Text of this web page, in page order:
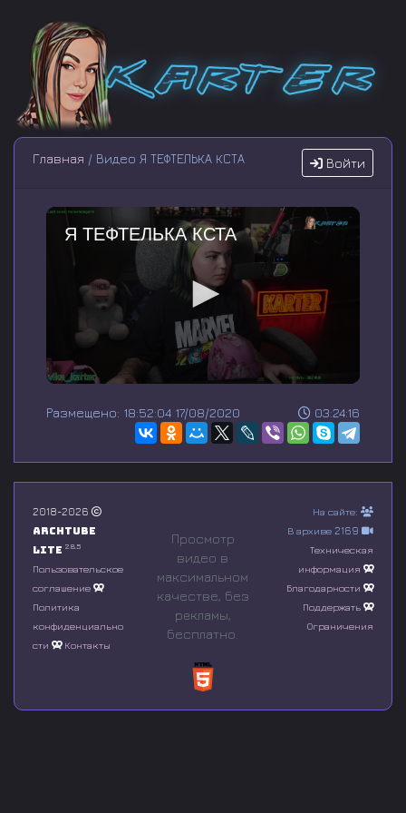
Войти
Главная / Видео Я ТЕФТЕЛЬКА КСТА
Я ТЕФТЕЛЬКА КСТА
e
n
o
f
0
s
o
n
d
03:24:16
Размещено: 18:52:04 17/08/2020
2018-2026
Archtube
Lite 2.8.5
Пользовательское
соглашение
Политика
конфиденциально
сти
Контакты
Просмотр
видео в
максимальном
качестве, без
рeкламы,
бесплатно.
На сайте:
В архиве 2169
Техническая
информация
Благодарности
Поддержать
Ограничения